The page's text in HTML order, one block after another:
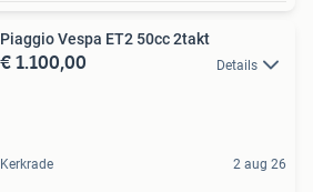
Piaggio Vespa ET2 50cc 2takt
€ 1.100,00 Details
Kerkrade 2 aug 26